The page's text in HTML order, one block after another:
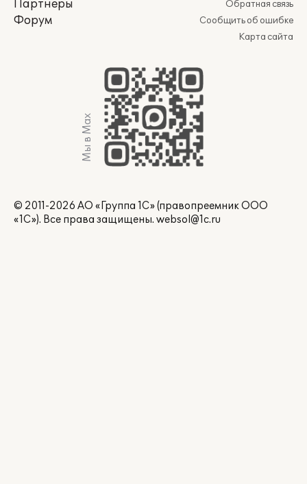
Партнеры
Форум
Обратная связь
Сообщить об ошибке
Карта сайта
Мы в Max
© 2011-2026 АО «Группа 1С» (правопреемник ООО
«1С»). Все права защищены. websol@1c.ru